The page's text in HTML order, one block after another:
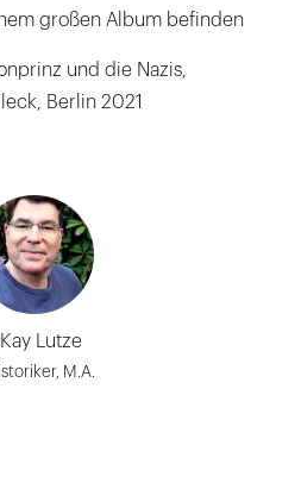
großen Album befinden
und die Nazis,
Berlin 2021
Kay Lutze
M.A.